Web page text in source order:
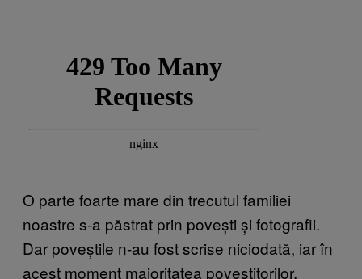
O parte foarte mare din trecutul familiei
noastre s-a păstrat prin povești și fotografii.
Dar poveștile n-au fost scrise niciodată, iar în
acest moment majoritatea povestitorilor,